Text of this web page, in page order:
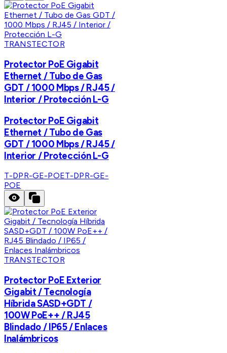
TRANSTECTOR
Protector PoE Gigabit
Ethernet / Tubo de Gas
GDT / 1000 Mbps / RJ45 /
Interior / Protección L-G
Protector PoE Gigabit
Ethernet / Tubo de Gas
GDT / 1000 Mbps / RJ45 /
Interior / Protección L-G
T-DPR-GE-POET-DPR-GE-
POE
TRANSTECTOR
Protector PoE Exterior
Gigabit / Tecnología
Híbrida SASD+GDT /
100W PoE++ / RJ45
Blindado / IP65 / Enlaces
Inalámbricos